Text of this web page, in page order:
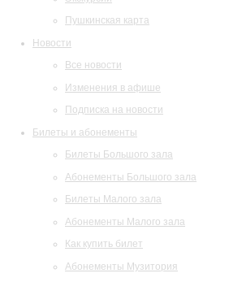
Пушкинская карта
Новости
Все новости
Изменения в афише
Подписка на новости
Билеты и абонементы
Билеты Большого зала
Абонементы Большого зала
Билеты Малого зала
Абонементы Малого зала
Как купить билет
Абонементы Музитория